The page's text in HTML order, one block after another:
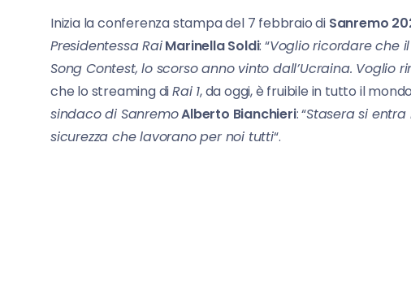
Inizia la conferenza stampa del 7 febbraio di Sanremo
Presidentessa RaiMarinella Soldi: “Voglio ricordare che
Song Contest, lo scorso anno vinto dall’Ucraina. Voglio
che lo streaming diRai 1, da oggi, è fruibile in tutto il
sindaco di SanremoAlberto Bianchieri: “Stasera si
sicurezza che lavorano per noi tutti“.